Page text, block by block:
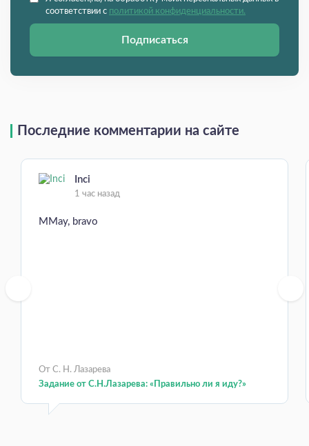
соответствии с политикой конфиденциальности.
Подписаться
Последние комментарии на сайте
Inci
1 час назад
MMay, bravo
От С. Н. Лазарева
Задание от С.Н.Лазарева: «Правильно ли я иду?»